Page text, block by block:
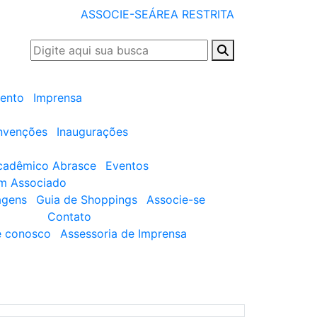
ASSOCIE-SEÁREA RESTRITA
Imprensa
Inaugurações
Abrasce
Eventos
Associado
Guia de Shoppings
Associe-se
Contato
conosco
Assessoria de Imprensa